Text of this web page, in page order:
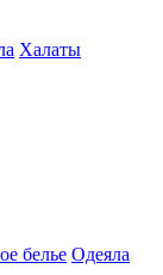
Халаты
белье Одеяла